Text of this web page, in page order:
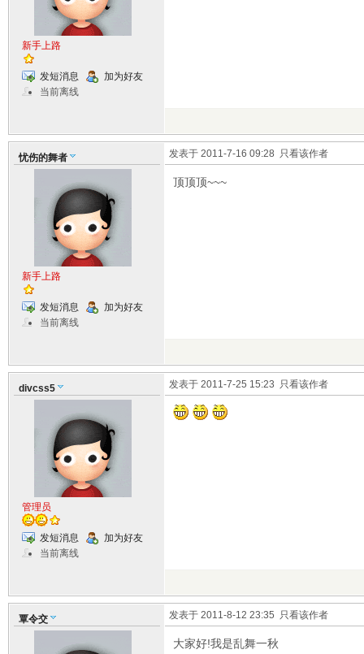
新手上路
发短消息
加为好友
当前离线
忧伤的舞者
新手上路
发短消息
加为好友
当前离线
发表于 2011-7-16 09:28 只看该作者
顶顶顶~~~
divcss5
管理员
发短消息
加为好友
当前离线
发表于 2011-7-25 15:23 只看该作者
覃令交 发表于 2011-8-12 23:35 只看该作者
大家好!我是乱舞一秋